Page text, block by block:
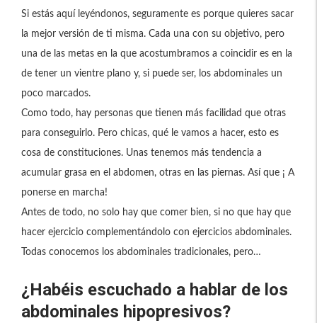
Si estás aquí leyéndonos, seguramente es porque quieres sacar
la mejor versión de ti misma. Cada una con su objetivo, pero
una de las metas en la que acostumbramos a coincidir es en la
de tener un vientre plano y, si puede ser, los abdominales un
poco marcados.
Como todo, hay personas que tienen más facilidad que otras
para conseguirlo. Pero chicas, qué le vamos a hacer, esto es
cosa de constituciones. Unas tenemos más tendencia a
acumular grasa en el abdomen, otras en las piernas. Así que ¡ A
ponerse en marcha!
Antes de todo, no solo hay que comer bien, si no que hay que
hacer ejercicio complementándolo con ejercicios abdominales.
Todas conocemos los abdominales tradicionales, pero…
¿Habéis escuchado a hablar de los
abdominales hipopresivos?